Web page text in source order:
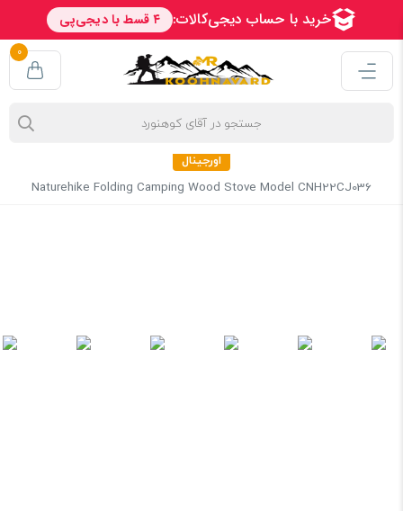
0
اورجینال
Naturehike Folding Camping Wood Stove Model CNH22CJ036